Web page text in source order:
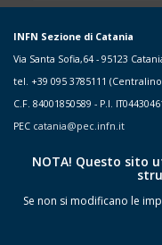
INFN Sezione di Catania
Via Santa Sofia,64 - 95123
tel. +39 095 3785111
C.F. 84001850589 - P.I.
PEC catania@pec.infn.it
NOTA! Questo sito
Se non si modificano le